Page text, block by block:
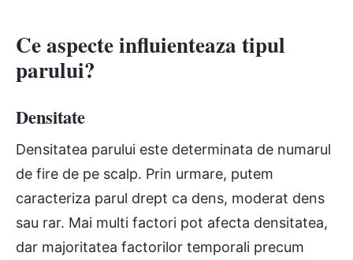
Ce aspecte influienteaza tipul
parului?
Densitate
Densitatea parului este determinata de numarul
de fire de pe scalp. Prin urmare, putem
caracteriza parul drept ca dens, moderat dens
sau rar. Mai multi factori pot afecta densitatea,
dar majoritatea factorilor temporali precum